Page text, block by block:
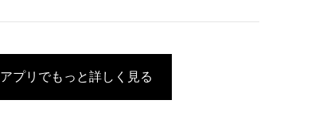
アプリでもっと詳しく見る